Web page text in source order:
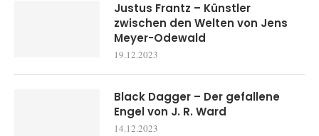
Justus Frantz – Künstler
zwischen den Welten von Jens
Meyer-Odewald
19.12.2023
Black Dagger – Der gefallene
Engel von J. R. Ward
14.12.2023